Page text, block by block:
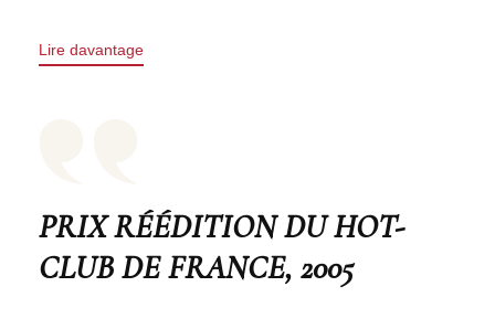
Lire davantage
PRIX RÉÉDITION DU HOT-
CLUB DE FRANCE, 2005